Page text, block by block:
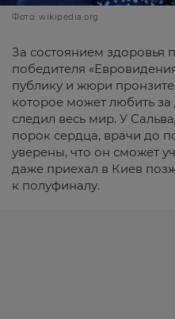
Фото: wikipedia.org
За состоянием здоровья
победителя
публику и жюри
которое может любить
следил весь мир. У
порок сердца, врачи до
уверены, что он сможет
даже приехал в Киев
к полуфиналу.